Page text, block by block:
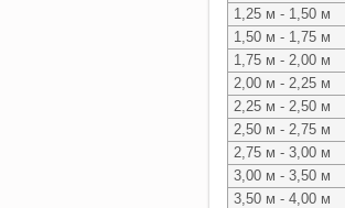
1,25 м - 1,50 м
1,50 м - 1,75 м
1,75 м - 2,00 м
2,00 м - 2,25 м
2,25 м - 2,50 м
2,50 м - 2,75 м
2,75 м - 3,00 м
3,00 м - 3,50 м
3,50 м - 4,00 м